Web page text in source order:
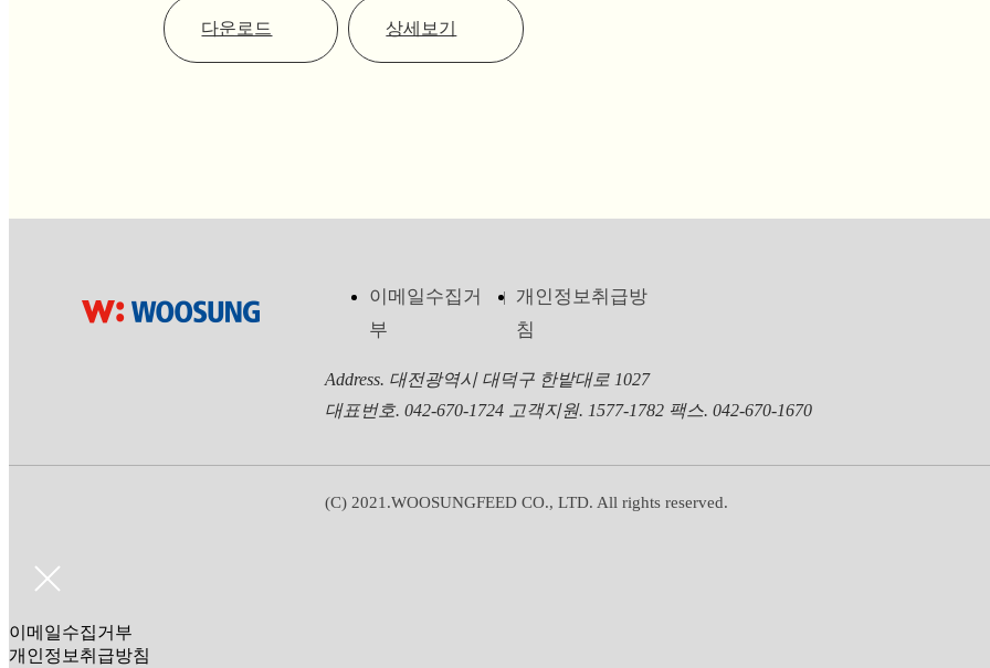
다운로드 상세보기
이메일수집거
부
개인정보취급방
침
Address. 대전광역시 대덕구 한밭대로 1027
대표번호. 042-670-1724 고객지원. 1577-1782 팩스. 042-670-1670
(C) 2021.WOOSUNGFEED CO., LTD. All rights reserved.
이메일수집거부
개인정보취급방침